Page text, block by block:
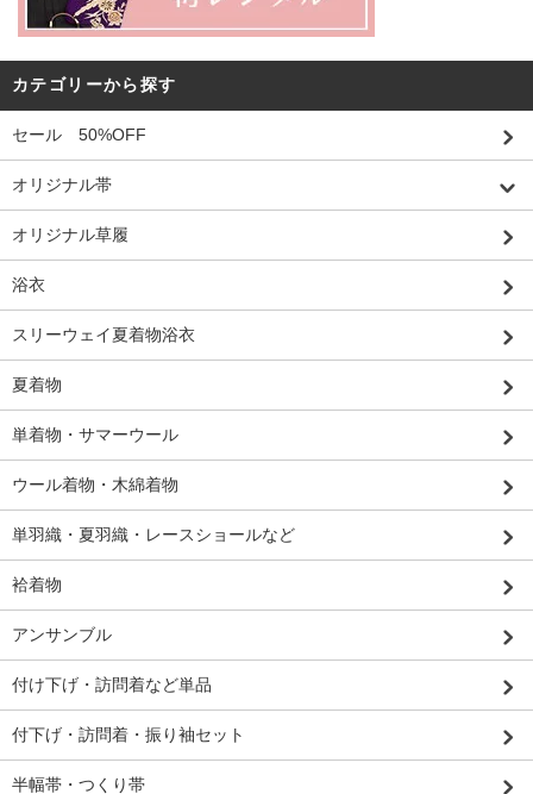
カテゴリーから探す
セール 50%OFF
オリジナル帯
オリジナル草履
浴衣
スリーウェイ夏着物浴衣
夏着物
単着物・サマーウール
ウール着物・木綿着物
単羽織・夏羽織・レースショールなど
袷着物
アンサンブル
付け下げ・訪問着など単品
付下げ・訪問着・振り袖セット
半幅帯・つくり帯